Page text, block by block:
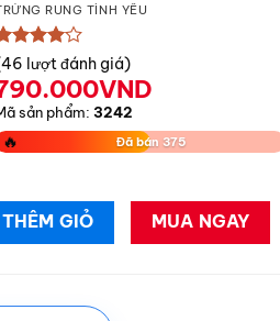
RUNG TÌNH YÊU
lượt đánh giá)
VND
sản phẩm: 3242
🔥 Đã bán 375
THÊM GIỎ MUA NGAY